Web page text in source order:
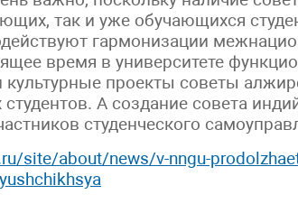
так и уже обучающихся
гармонизации
время в университете
проекты советы
А создание совета
студенческого
site/about/news/v-nngu-